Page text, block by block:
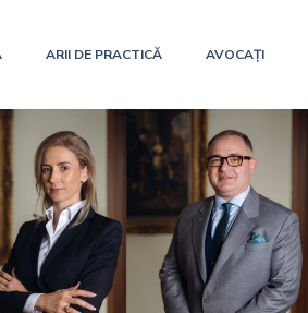
ARII DE PRACTICĂ AVOCAȚI